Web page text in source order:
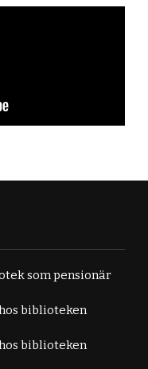
som pensionär
biblioteken
biblioteken